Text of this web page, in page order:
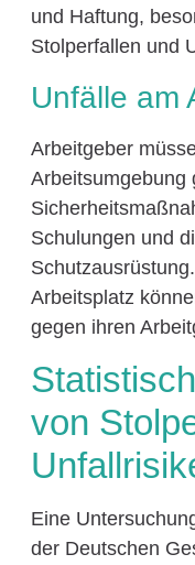
und Haftung,
Stolperfallen und
Unfälle am
Arbeitgeber
Arbeitsumgebung
Schulungen und
Arbeitsplatz
gegen ihren
von
Eine
der Deutschen